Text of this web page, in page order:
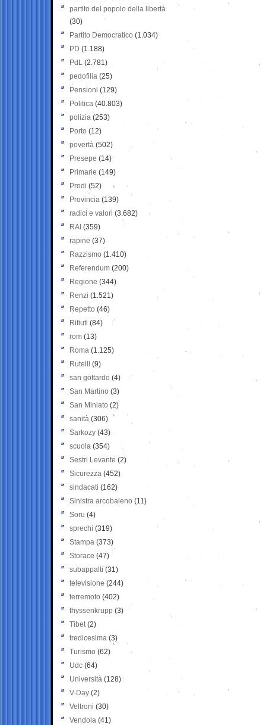
partito del popolo della libertà
(30)
Partito Democratico (1.034)
PD (1.188)
PdL (2.781)
pedofilia (25)
Pensioni (129)
Politica (40.803)
polizia (253)
Porto (12)
povertà (502)
Presepe (14)
Primarie (149)
Prodi (52)
Provincia (139)
radici e valori (3.682)
RAI (359)
rapine (37)
Razzismo (1.410)
Referendum (200)
Regione (344)
Renzi (1.521)
Repetto (46)
Rifiuti (84)
rom (13)
Roma (1.125)
Rutelli (9)
san gottardo (4)
San Martino (3)
San Miniato (2)
sanità (306)
Sarkozy (43)
scuola (354)
Sestri Levante (2)
Sicurezza (452)
sindacati (162)
Sinistra arcobaleno (11)
Soru (4)
sprechi (319)
Stampa (373)
Storace (47)
subappalti (31)
televisione(244)
terremoto (402)
thyssenkrupp (3)
Tibet(2)
tredicesima (3)
Turismo (62)
Udc (64)
Università (128)
V-Day (2)
Veltroni (30)
Vendola (41)